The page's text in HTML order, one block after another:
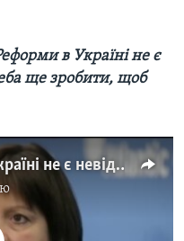
в Україні не є
ще зробити, щоб
Н. Яресько: Реформи в Україні не є невідворотними, і багато треба ще зробити, щоб зміни були сталими. Відео
available